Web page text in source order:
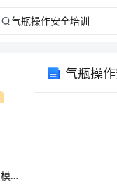
物流仓储企业供应链融资的模式及风险研究的中期报告
气瓶操